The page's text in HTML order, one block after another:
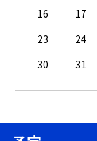
16
17
23
24
30
31